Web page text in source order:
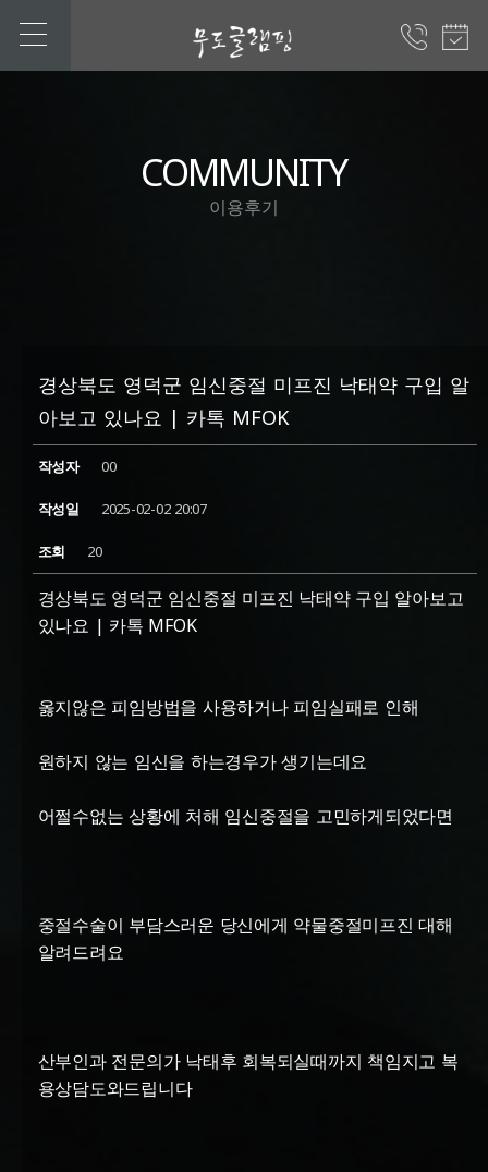
COMMUNITY
이용후기
경상북도 영덕군 임신중절 미프진 낙태약 구입 알
아보고 있나요 | 카톡 MFOK
작성자 00
작성일 2025-02-02 20:07
조회 20
경상북도 영덕군 임신중절 미프진 낙태약 구입 알아보고
있나요 | 카톡 MFOK
옳지않은 피임방법을 사용하거나 피임실패로 인해
원하지 않는 임신을 하는경우가 생기는데요
어쩔수없는 상황에 처해 임신중절을 고민하게되었다면
중절수술이 부담스러운 당신에게 약물중절미프진 대해
알려드려요
산부인과 전문의가 낙태후 회복되실때까지 책임지고 복
용상담도와드립니다